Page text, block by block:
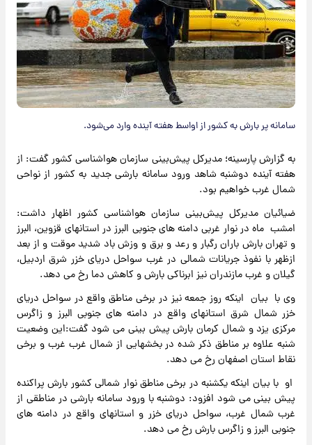
سامانه پر بارش به کشور از اواسط هفته آینده وارد می‌شود.
به گزارش پارسینه؛ مدیرکل پیش‌بینی سازمان هواشناسی کشور گفت: از
هفته آینده دوشنبه شاهد ورود سامانه بارشی جدید به کشور از نواحی
شمال غرب خواهیم بود.
ضیائیان مدیرکل پیش‌بینی سازمان هواشناسی کشور اظهار داشت:
امشب ماه در نوار غربی دامنه های جنوبی البرز در استانهای قزوین، البرز
و تهران بارش باران رگبار و رعد و برق و وزش باد شدید موقت و از بعد
ازظهر با نفوذ جریانات شمالی در غرب سواحل دریای خزر شرق اردبیل،
گیلان و غرب مازندران نیز ابرناکی بارش و کاهش دما رخ می دهد.
وی با بیان اینکه روز جمعه نیز در برخی مناطق واقع در سواحل دریای
خزر شمال شرق استانهای واقع در دامنه های جنوبی البرز و زاگرس
مرکزی یزد و شمال کرمان بارش پیش بینی می شود گفت:این وضعیت
شنبه علاوه بر مناطق ذکر شده در بخشهایی از شمال غرب غرب و برخی
نقاط استان اصفهان رخ می دهد.
او با بیان اینکه یکشنبه در برخی مناطق نوار شمالی کشور بارش پراکنده
پیش بینی می شود افزود: دوشنبه با ورود سامانه بارشی در مناطقی از
غرب شمال غرب، سواحل دریای خزر و استانهای واقع در دامنه های
جنوبی البرز و زاگرس بارش رخ می دهد.